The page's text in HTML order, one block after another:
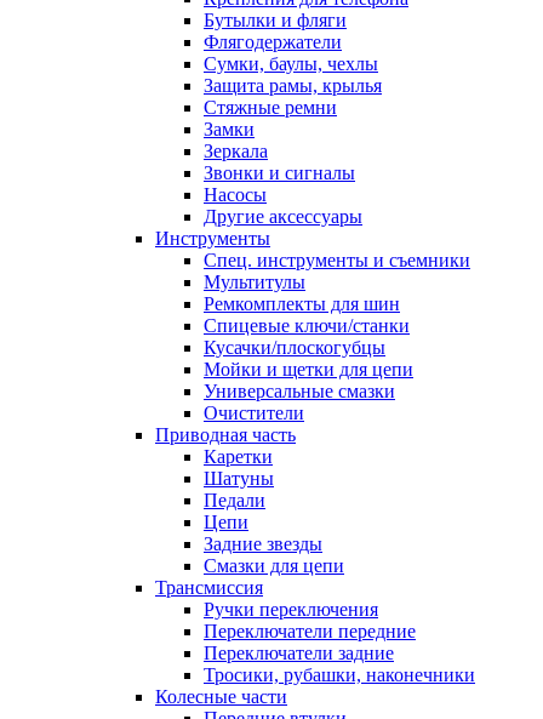
Бутылки и фляги
Флягодержатели
Сумки, баулы, чехлы
Защита рамы, крылья
Стяжные ремни
Замки
Зеркала
Звонки и сигналы
Насосы
Другие аксессуары
Инструменты
Спец. инструменты и съемники
Мультитулы
Ремкомплекты для шин
Спицевые ключи/станки
Кусачки/плоскогубцы
Мойки и щетки для цепи
Универсальные смазки
Очистители
Приводная часть
Каретки
Шатуны
Педали
Цепи
Задние звезды
Смазки для цепи
Трансмиссия
Ручки переключения
Переключатели передние
Переключатели задние
Тросики, рубашки, наконечники
Колесные части